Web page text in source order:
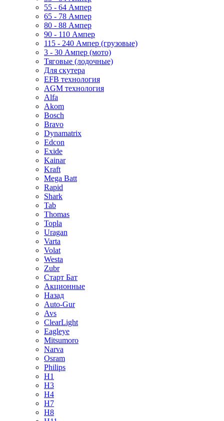
55 - 64 Ампер
65 - 78 Ампер
80 - 88 Ампер
90 - 110 Ампер
115 - 240 Ампер (грузовые)
3 - 30 Ампер (мото)
Тяговые (лодочные)
Для скутера
EFB технология
AGM технология
Alfa
Akom
Bosch
Bravo
Dynamatrix
Edcon
Exide
Kainar
Kraft
Mega Batt
Rapid
Shark
Tab
Thomas
Topla
Uragan
Varta
Volat
Westa
Zubr
Старт Бат
Акционные
Назад
Auto-Gur
Avs
ClearLight
Eagleye
Mitsumoro
Narva
Osram
Philips
H1
H3
H4
H7
H8